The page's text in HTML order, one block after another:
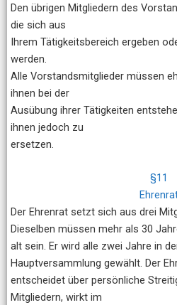
Den übrigen Mitgliedern des
die sich aus
Ihrem Tätigkeitsbereich ergeben
werden.
Alle Vorstandsmitglieder müssen
ihnen bei der
Ausübung ihrer Tätigkeiten
ihnen jedoch zu
ersetzen.
§11
Der Ehrenrat setzt sich aus drei
Dieselben müssen mehr als 30
alt sein. Er wird alle zwei Jahre in
Hauptversammlung gewählt. Der
entscheidet über persönliche
Mitgliedern, wirkt im